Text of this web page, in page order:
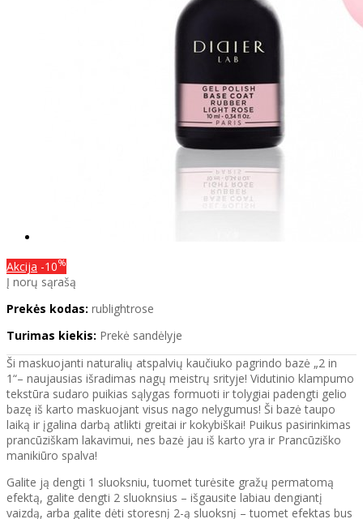
Akcija -10%
Į norų sąrašą
Prekės kodas: rublightrose
Turimas kiekis: Prekė sandėlyje
Ši maskuojanti naturalių atspalvių kaučiuko pagrindo bazė „2 in
1“– naujausias išradimas nagų meistrų srityje! Vidutinio klampumo
tekstūra sudaro puikias sąlygas formuoti ir tolygiai padengti gelio
bazę iš karto maskuojant visus nago nelygumus! Ši bazė taupo
laiką ir įgalina darbą atlikti greitai ir kokybiškai! Puikus pasirinkimas
prancūziškam lakavimui, nes bazė jau iš karto yra ir Prancūziško
manikiūro spalva!
Galite ją dengti 1 sluoksniu, tuomet turėsite gražų permatomą
efektą, galite dengti 2 sluoknsius – išgausite labiau dengiantį
vaizdą, arba galite dėti storesnį 2-ą sluoksnį – tuomet efektas bus